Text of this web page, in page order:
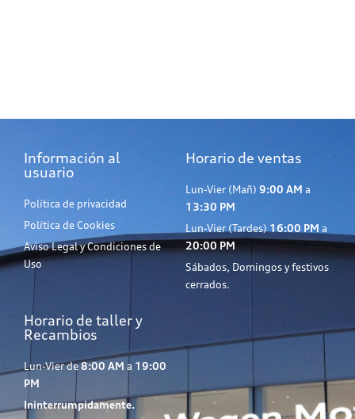
Información al
usuario
Política de privacidad
Política de Cookies
Aviso Legal y Condiciones de
Uso
Horario de ventas
Lun-Vier (Mañ) 9:00 AM a
13:30 PM
Lun-Vier (Tardes) 16:00 PM a
20:00 PM
Sábados, Domingos y festivos
cerrados.
Horario de taller y
Recambios
Lun-Vier de8:00 AM a 19:00
PM
Ininterrumpidamente.